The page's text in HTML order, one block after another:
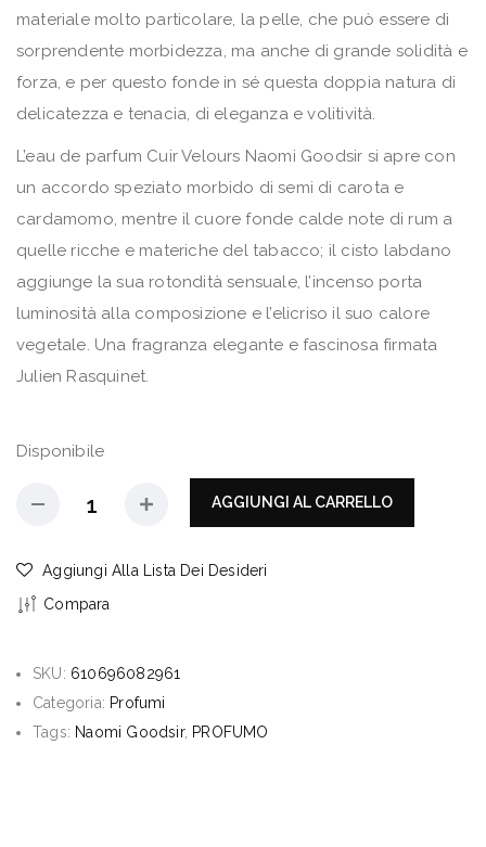
materiale molto particolare, la pelle, che può essere di
sorprendente morbidezza, ma anche di grande solidità e
forza, e per questo fonde in sé questa doppia natura di
delicatezza e tenacia, di eleganza e volitività.
L’eau de parfum Cuir Velours Naomi Goodsir si apre con
un accordo speziato morbido di semi di carota e
cardamomo, mentre il cuore fonde calde note di rum a
quelle ricche e materiche del tabacco; il cisto labdano
aggiunge la sua rotondità sensuale, l’incenso porta
luminosità alla composizione e l’elicriso il suo calore
vegetale. Una fragranza elegante e fascinosa firmata
Julien Rasquinet.
Disponibile
AGGIUNGI AL CARRELLO
Aggiungi Alla Lista Dei Desideri
Compara
SKU: 610696082961
Categoria: Profumi
Tags: Naomi Goodsir, PROFUMO